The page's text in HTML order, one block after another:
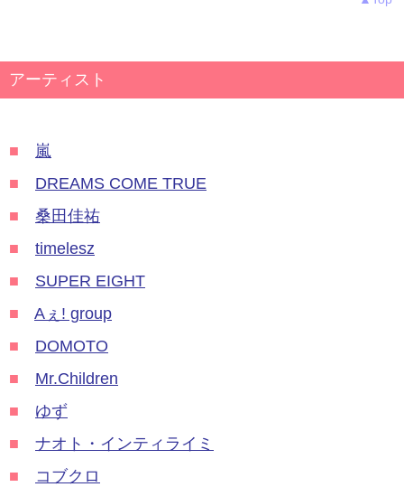
アーティスト
■
嵐
■
DREAMS COME TRUE
■
桑田佳祐
■
timelesz
■
SUPER EIGHT
■
Aぇ! group
■
DOMOTO
■
Mr.Children
■
ゆず
■
ナオト・インティライミ
■
コブクロ